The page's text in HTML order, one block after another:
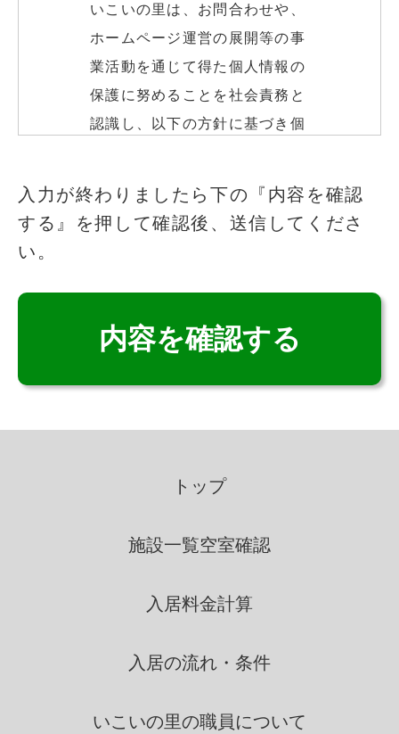
いこいの里は、お問合わせや、
ホームページ運営の展開等の事
業活動を通じて得た個人情報の
保護に努めることを社会責務と
認識し、以下の方針に基づき個
個人情報の取得
致します。
個人情報の利用
の際に示した利用目的の範囲
者間との間で共同利用し、ま
者に依託する場合には、当該
第三者につき厳正な調査を行
ために、適正な監督を行いま
このフィールドは空のままにしてください
入力が終わりましたら下の『内容を確認
する』を押して確認後、送信してくださ
い。
トップ
施設一覧空室確認
入居料金計算
入居の流れ・条件
いこいの里の職員について